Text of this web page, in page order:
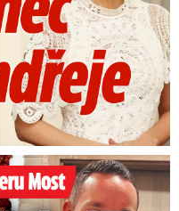
Dominik (†28)